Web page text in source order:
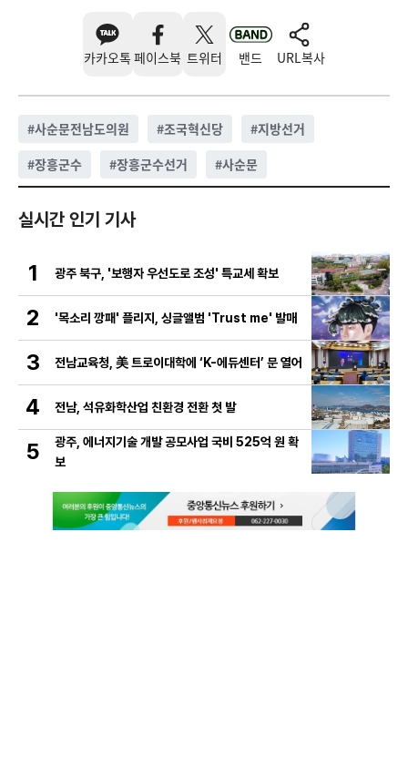
카카오톡 페이스북 트위터 밴드 URL복사
#사순문전남도의원 #조국혁신당 #지방선거
#장흥군수 #장흥군수선거 #사순문
실시간 인기 기사
1 광주 북구, '보행자 우선도로 조성' 특교세 확보
2 '목소리 깡패' 플리지, 싱글앨범 'Trust me' 발매
3 전남교육청, 美 트로이대학에 ‘K-에듀센터’ 문 열어
4 전남, 석유화학산업 친환경 전환 첫 발
5
광주, 에너지기술 개발 공모사업 국비 525억 원 확
보